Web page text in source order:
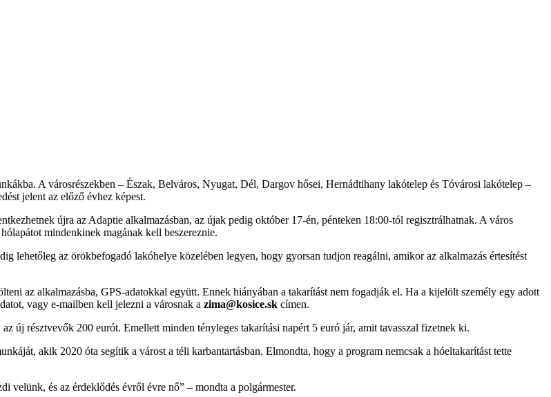
A városrészekben – Észak, Belváros, Nyugat, Dél, Dargov hősei, Hernádtihany lakótelep és Tóvárosi lakótelep –
jelent az előző évhez képest.
újra az Adaptie alkalmazásban, az újak pedig október 17-én, pénteken 18:00-tól regisztrálhatnak. A város
mindenkinek magának kell beszereznie.
lehetőleg az örökbefogadó lakóhelye közelében legyen, hogy gyorsan tudjon reagálni, amikor az alkalmazás értesítést
az alkalmazásba, GPS-adatokkal együtt. Ennek hiányában a takarítást nem fogadják el. Ha a kijelölt személy egy adott
vagy e-mailben kell jelezni a városnak a zima@kosice.sk címen.
új résztvevők 200 eurót. Emellett minden tényleges takarítási napért 5 euró jár, amit tavasszal fizetnek ki.
akik 2020 óta segítik a várost a téli karbantartásban. Elmondta, hogy a program nemcsak a hóeltakarítást tette
velünk, és az érdeklődés évről évre nő” – mondta a polgármester.